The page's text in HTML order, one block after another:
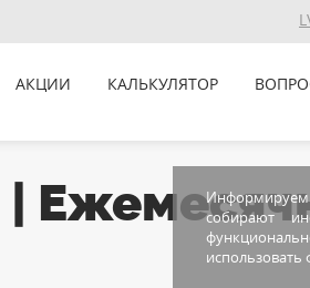
АКЦИИ КАЛЬКУЛЯТОР
|
Информируем
собирают